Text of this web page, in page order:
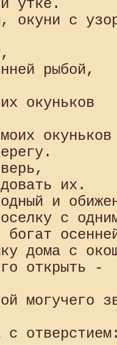
утке.
окуни с
рыбой,
окуньков
окуньков
их.
и
с
дома с
открыть -
могучего
с